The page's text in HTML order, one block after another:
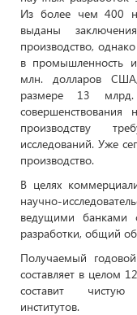
Из более чем 400
выданы
производство,
в промышленность
млн. долларов
размере 13
производству
исследований. Уже
производство.
В целях
научно-
ведущими банками
разработки, общий
Получаемый
составляет в целом
составит чистую
институтов.